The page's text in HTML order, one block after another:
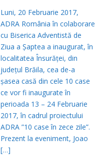
Luni, 20 Februarie 2017,
ADRA România în colaborare
cu Biserica Adventistă de
Ziua a Șaptea a inaugurat, în
localitatea Însurăței, din
județul Brăila, cea de-a
șasea casă din cele 10 case
ce vor fi inaugurate în
perioada 13 – 24 Februarie
2017, în cadrul proiectului
ADRA ”10 case în zece zile”.
Prezent la eveniment, Joao
[…]